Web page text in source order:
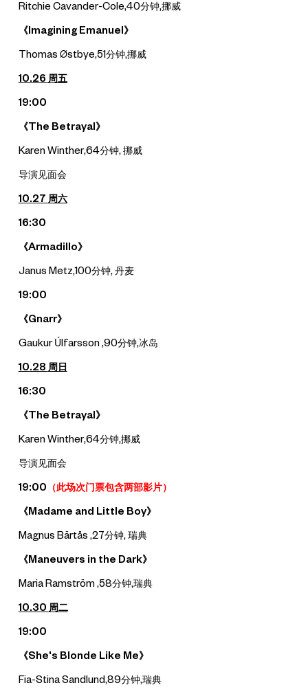
Ritchie Cavander-Cole,40分钟,挪威
《Imagining Emanuel》
Thomas Østbye,51分钟,挪威
10.26 周五
19:00
《The Betrayal》
Karen Winther,64分钟, 挪威
导演见面会
10.27 周六
16:30
《Armadillo》
Janus Metz,100分钟, 丹麦
19:00
《Gnarr》
Gaukur Úlfarsson ,90分钟,冰岛
10.28 周日
16:30
《The Betrayal》
Karen Winther,64分钟,挪威
导演见面会
19:00 （此场次门票包含两部影片）
《Madame and Little Boy》
Magnus Bärtås ,27分钟, 瑞典
《Maneuvers in the Dark》
Maria Ramström ,58分钟,瑞典
10.30 周二
19:00
《She's Blonde Like Me》
Fia-Stina Sandlund,89分钟,瑞典